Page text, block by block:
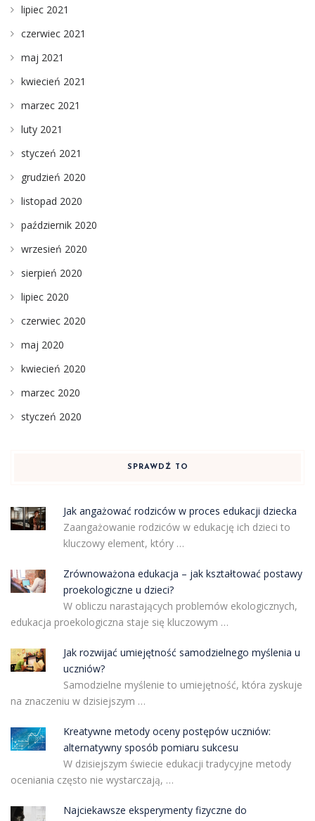
lipiec 2021
czerwiec 2021
maj 2021
kwiecień 2021
marzec 2021
luty 2021
styczeń 2021
grudzień 2020
listopad 2020
październik 2020
wrzesień 2020
sierpień 2020
lipiec 2020
czerwiec 2020
maj 2020
kwiecień 2020
marzec 2020
styczeń 2020
SPRAWDŹ TO
Jak angażować rodziców w proces edukacji dziecka
Zaangażowanie rodziców w edukację ich dzieci to
kluczowy element, który …
Zrównoważona edukacja – jak kształtować postawy
proekologiczne u dzieci?
W obliczu narastających problemów ekologicznych,
edukacja proekologiczna staje się kluczowym …
Jak rozwijać umiejętność samodzielnego myślenia u
uczniów?
Samodzielne myślenie to umiejętność, która zyskuje
na znaczeniu w dzisiejszym …
Kreatywne metody oceny postępów uczniów:
alternatywny sposób pomiaru sukcesu
W dzisiejszym świecie edukacji tradycyjne metody
oceniania często nie wystarczają, …
Najciekawsze eksperymenty fizyczne do